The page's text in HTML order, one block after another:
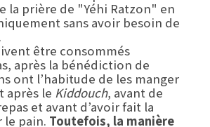
la prière de "Yéhi Ratzon" en
sans avoir besoin de
être consommés
après la bénédiction de
ont l’habitude de les manger
après le Kiddouch, avant de
et avant d’avoir fait la
le pain. Toutefois, la manière